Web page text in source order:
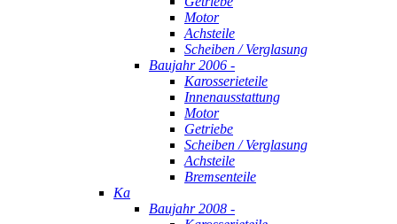
Motor
Achsteile
Scheiben / Verglasung
Baujahr 2006 -
Karosserieteile
Innenausstattung
Motor
Getriebe
Scheiben / Verglasung
Achsteile
Bremsenteile
Ka
Baujahr 2008 -